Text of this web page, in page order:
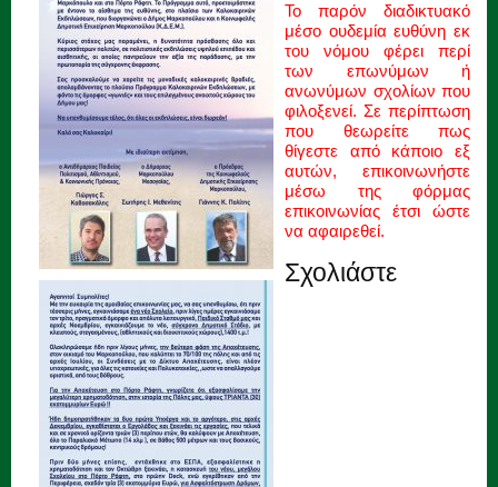
Το παρόν διαδικτυακό
μέσο ουδεμία ευθύνη εκ
του νόμου φέρει περί
των επωνύμων ή
ανωνύμων σχολίων που
φιλοξενεί. Σε περίπτωση
που θεωρείτε πως
θίγεστε από κάποιο εξ
αυτών, επικοινωνήστε
μέσω της φόρμας
επικοινωνίας έτσι ώστε
να αφαιρεθεί.
Σχολιάστε